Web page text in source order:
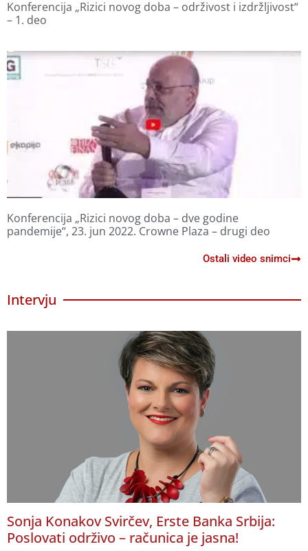
Konferencija „Rizici novog doba – održivost i izdržljivost“
– 1. deo
Konferencija „Rizici novog doba – dve godine
pandemije“, 23. jun 2022. Crowne Plaza – drugi deo
Ostali video snimci
Intervju
Sonja Konakov Svirčev, Erste Banka Srbija:
Poslovati održivo – računica je jasna!